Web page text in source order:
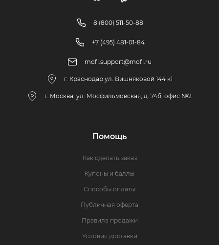
8 (800) 511-50-88
+7 (495) 481-01-84
mofi.support@mofi.ru
г. Краснодар ул. Вишняковой 144 к1
г. Москва, ул. Мосфильмовская, д. 74б, офис №2
Помощь
Как сделать заказ
Купоны и баллы
Способы оплаты
Публичная оферта
Правила продажи
Условия доставки